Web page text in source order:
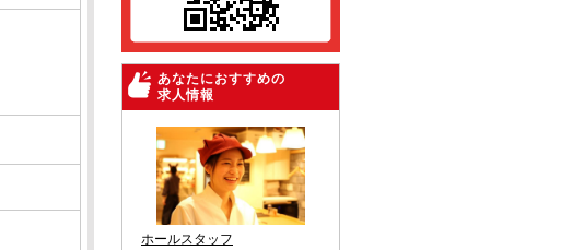
あなたにおすすめの
求人情報
ホールスタッフ